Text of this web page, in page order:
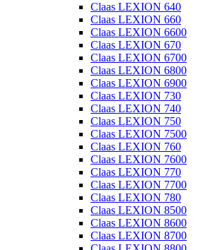
Claas LEXION 640
Claas LEXION 660
Claas LEXION 6600
Claas LEXION 670
Claas LEXION 6700
Claas LEXION 6800
Claas LEXION 6900
Claas LEXION 730
Claas LEXION 740
Claas LEXION 750
Claas LEXION 7500
Claas LEXION 760
Claas LEXION 7600
Claas LEXION 770
Claas LEXION 7700
Claas LEXION 780
Claas LEXION 8500
Claas LEXION 8600
Claas LEXION 8700